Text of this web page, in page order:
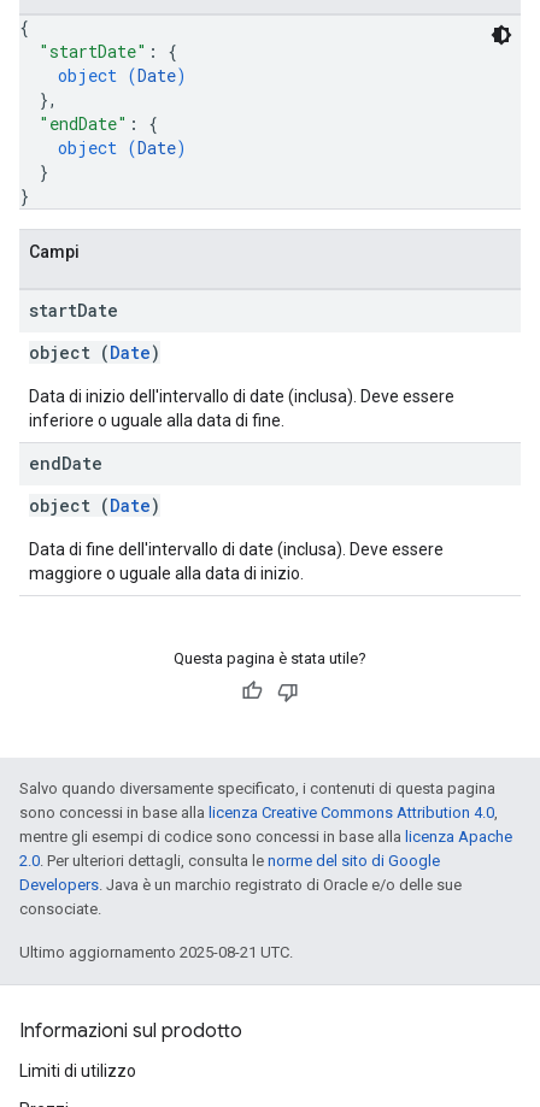
{
"startDate" : {
object (Date)
},
"endDate" : {
object (Date)
}
}
Campi
startDate
object (Date)
Data di inizio dell'intervallo di date (inclusa). Deve essere
inferiore o uguale alla data di fine.
endDate
object (Date)
Data di fine dell'intervallo di date (inclusa). Deve essere
maggiore o uguale alla data di inizio.
Questa pagina è stata utile?
Salvo quando diversamente specificato, i contenuti di questa pagina
sono concessi in base alla licenza Creative Commons Attribution 4.0,
mentre gli esempi di codice sono concessi in base alla licenza Apache
2.0. Per ulteriori dettagli, consulta le norme del sito di Google
Developers. Java è un marchio registrato di Oracle e/o delle sue
consociate.
Ultimo aggiornamento 2025-08-21 UTC.
Informazioni sul prodotto
Limiti di utilizzo